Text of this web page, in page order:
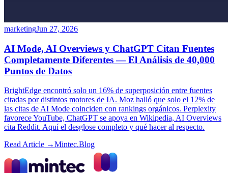
marketingJun 27, 2026
AI Mode, AI Overviews y ChatGPT Citan Fuentes
Completamente Diferentes — El Análisis de 40,000
Puntos de Datos
BrightEdge encontró solo un 16% de superposición entre fuentes
citadas por distintos motores de IA. Moz halló que solo el 12% de
las citas de AI Mode coinciden con rankings orgánicos. Perplexity
favorece YouTube, ChatGPT se apoya en Wikipedia, AI Overviews
cita Reddit. Aquí el desglose completo y qué hacer al respecto.
Read Article →Mintec.Blog